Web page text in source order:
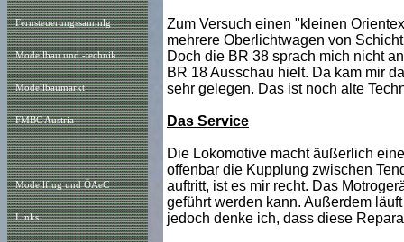
Fernsteuerungssammlg
Modellbau und -technik
Modellbaumarkt
FMBC Austria
Modellflug und ÖAeC
Links
Zum Versuch einen "kleinen
mehrere Oberlichtwagen von
Doch die BR 38 sprach mich nicht
BR 18 Ausschau hielt. Da kam mir
sehr gelegen. Das ist noch alte
Das Service
Die Lokomotive macht äußerlich
offenbar die Kupplung zwischen
auftritt, ist es mir recht. Das
geführt werden kann. Außerdem
jedoch denke ich, dass diese